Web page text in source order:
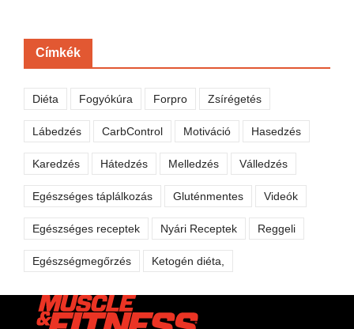
Címkék
Diéta Fogyókúra Forpro Zsírégetés
Lábedzés CarbControl Motiváció Hasedzés
Karedzés Hátedzés Melledzés Válledzés
Egészséges táplálkozás Gluténmentes Videók
Egészséges receptek Nyári Receptek Reggeli
Egészségmegőrzés Ketogén diéta,